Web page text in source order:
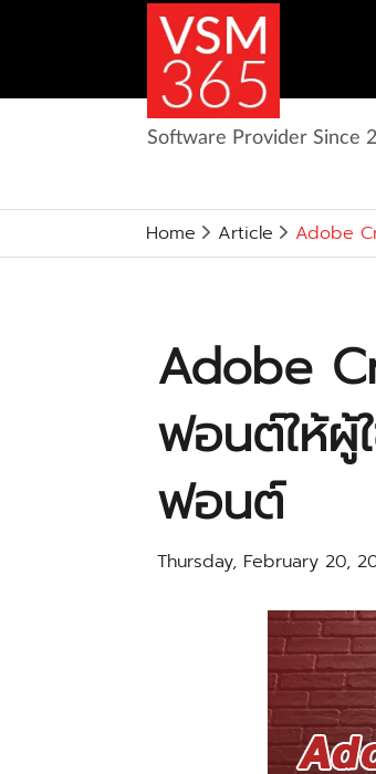
Software Provider Since
Home Article Adobe
Adobe
ฟอนต์ให้ผู้
ฟอนต์
Thursday, February 20,